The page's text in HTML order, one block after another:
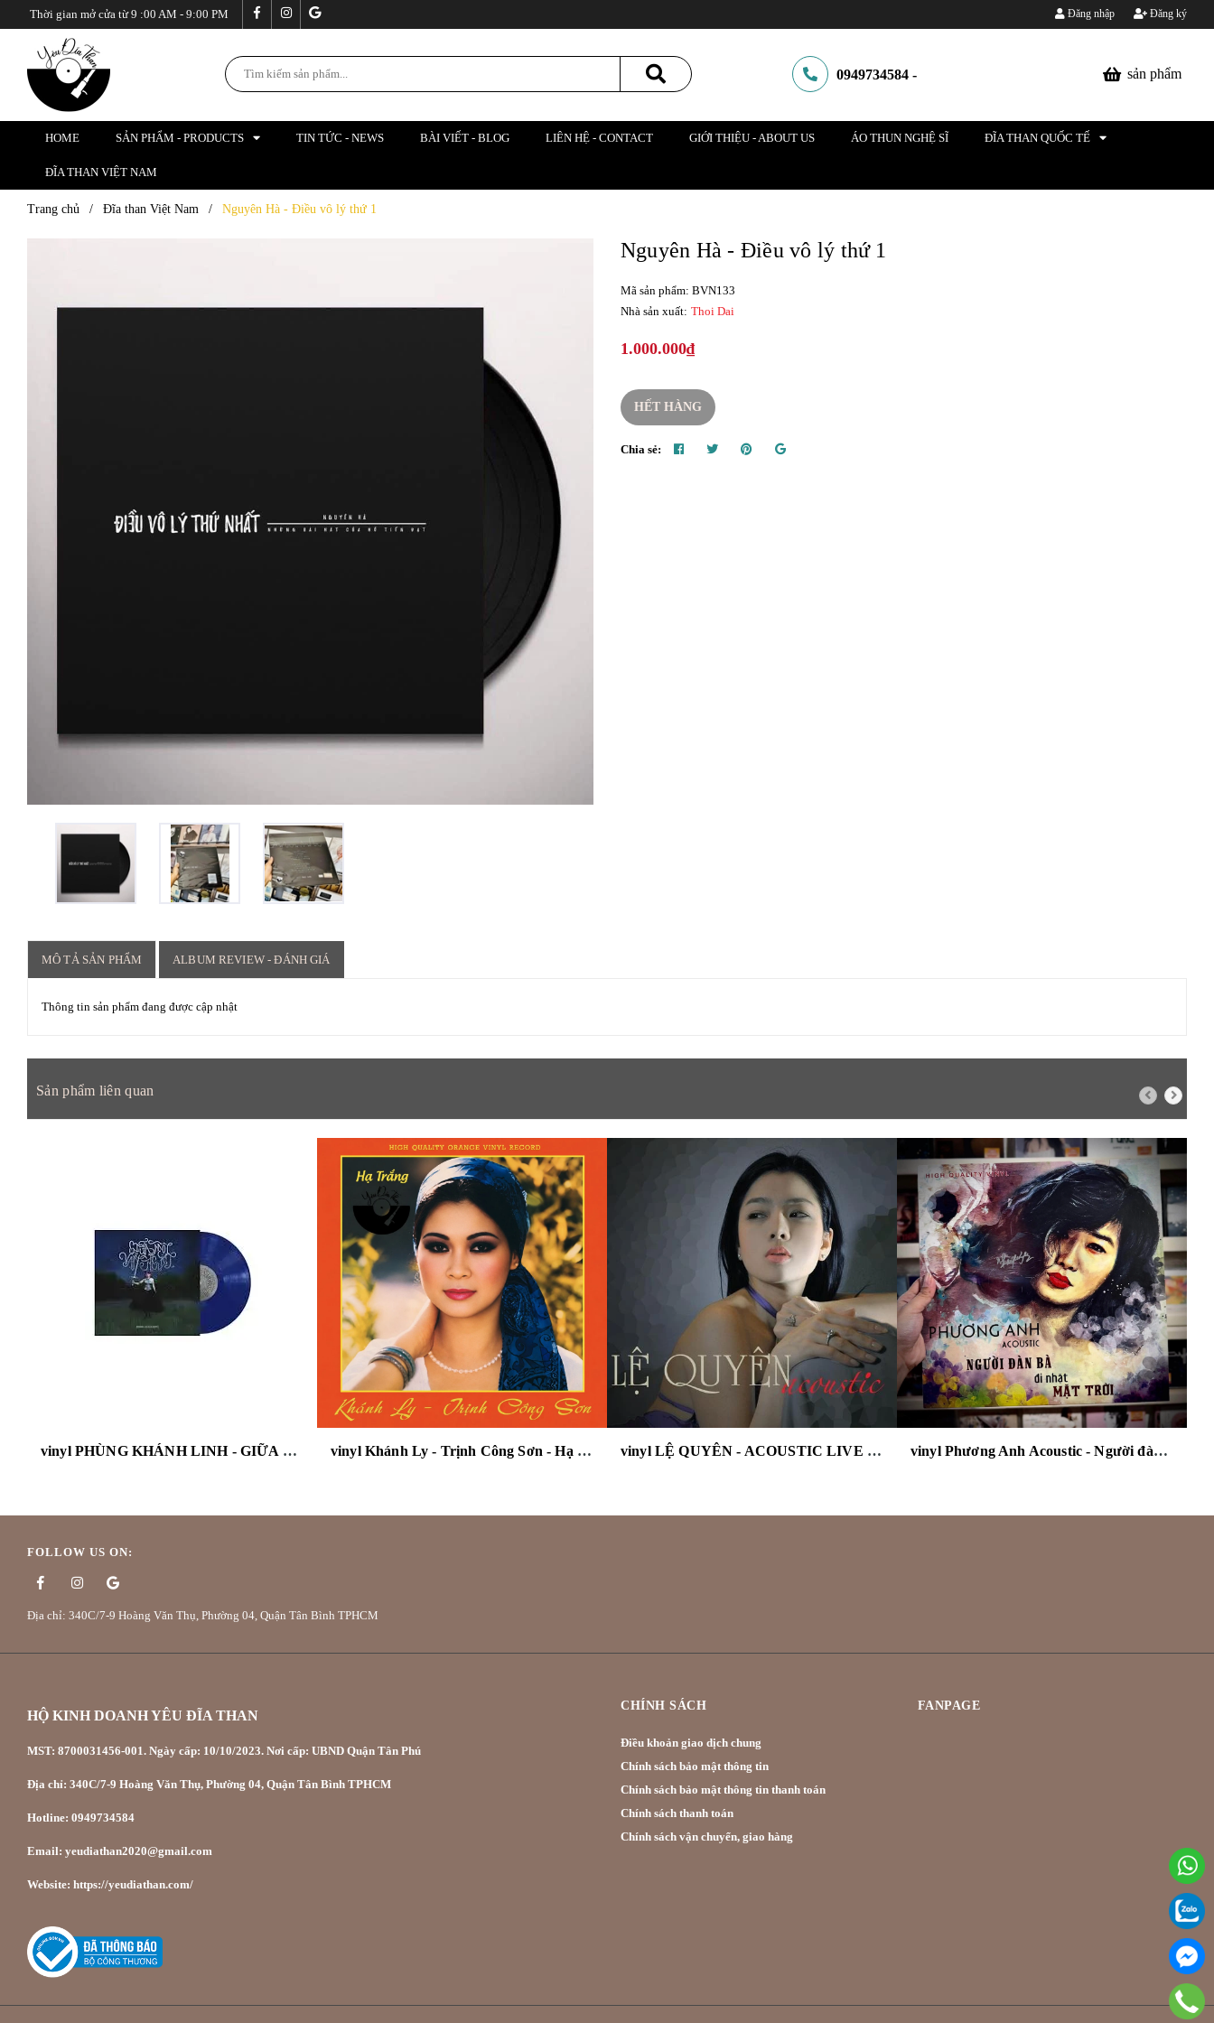
Thời gian mở cửa từ 9 :00 AM - 9:00 PM Đăng nhập Đăng ký
0949734584 - sản phẩm
HOME SẢN PHẨM - PRODUCTS TIN TỨC - NEWS BÀI VIẾT - BLOG LIÊN HỆ - CONTACT GIỚI THIỆU - ABOUT US ÁO THUN NGHỆ SĨ ĐĨA THAN QUỐC TẾ
ĐĨA THAN VIỆT NAM
Trang chủ / Đĩa than Việt Nam / Nguyên Hà - Điều vô lý thứ 1
Nguyên Hà - Điều vô lý thứ 1
Mã sản phẩm: BVN133
Nhà sản xuất: Thoi Dai
1.000.000₫
HẾT HÀNG
Chia sẻ:
MÔ TẢ SẢN PHẨM ALBUM REVIEW - ĐÁNH GIÁ
Thông tin sản phẩm đang được cập nhật
Sản phẩm liên quan
vinyl PHÙNG KHÁNH LINH - GIỮA MỘT VẠN NGƯỜI - THE 3RD ALBUM (STARRY NIGHT VINYL LP) vinyl Khánh Ly - Trịnh Công Sơn - Hạ Trắng ( đĩa màu cam ) vinyl LỆ QUYÊN - ACOUSTIC LIVE - MUSIC LIVE SOUND vinyl Phương Anh Acoustic - Người đàn bà đi nhặt mặt trời .
FOLLOW US ON:
Địa chỉ: 340C/7-9 Hoàng Văn Thụ, Phường 04, Quận Tân Bình TPHCM
HỘ KINH DOANH YÊU ĐĨA THAN
MST: 8700031456-001. Ngày cấp: 10/10/2023. Nơi cấp: UBND Quận Tân Phú
Địa chỉ: 340C/7-9 Hoàng Văn Thụ, Phường 04, Quận Tân Bình TPHCM
Hotline: 0949734584
Email: yeudiathan2020@gmail.com
Website: https://yeudiathan.com/
CHÍNH SÁCH
Điều khoản giao dịch chung
Chính sách bảo mật thông tin
Chính sách bảo mật thông tin thanh toán
Chính sách thanh toán
Chính sách vận chuyển, giao hàng
FANPAGE